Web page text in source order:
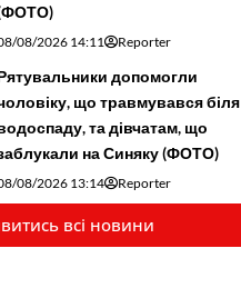
08/2026 14:11 Reporter
допомогли
що травмувався біля
та дівчатам, що
на Синяку (ФОТО)
08/2026 13:14 Reporter
всі новини